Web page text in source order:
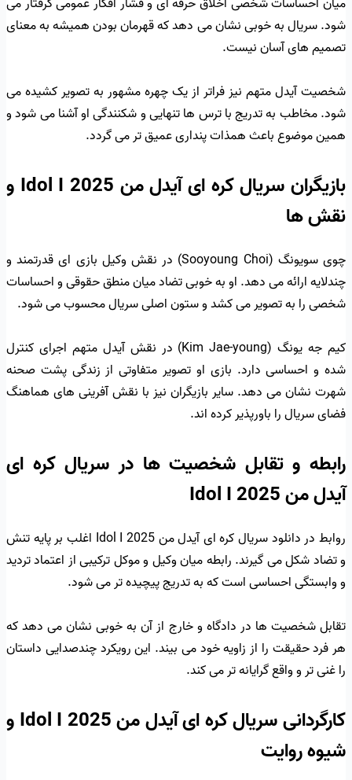
شود. سریال به خوبی نشان می دهد که قهرمان بودن همیشه به معنای
تصمیم های آسان نیست.
شخصیت آیدل متهم نیز فراتر از یک چهره مشهور به تصویر کشیده می
شود. مخاطب به تدریج با ترس ها تنهایی و شکنندگی او آشنا می شود و
همین موضوع باعث همذات پنداری عمیق تر می گردد.
بازیگران سریال کره ای آیدل من Idol I 2025 و
نقش ها
چوی سویونگ (Sooyoung Choi) در نقش وکیل بازی ای قدرتمند و
چندلایه ارائه می دهد. او به خوبی تضاد میان منطق حقوقی و احساسات
شخصی را به تصویر می کشد و ستون اصلی سریال محسوب می شود.
کیم جه یونگ (Kim Jae-young) در نقش آیدل متهم اجرای کنترل
شده و احساسی دارد. بازی او تصویر متفاوتی از زندگی پشت صحنه
شهرت نشان می دهد. سایر بازیگران نیز با نقش آفرینی های هماهنگ
فضای سریال را باورپذیر کرده اند.
رابطه و تقابل شخصیت ها در سریال کره ای
آیدل من Idol I 2025
روابط در دانلود سریال کره ای آیدل من Idol I 2025 اغلب بر پایه تنش
و تضاد شکل می گیرند. رابطه میان وکیل و موکل ترکیبی از اعتماد تردید
و وابستگی احساسی است که به تدریج پیچیده تر می شود.
تقابل شخصیت ها در دادگاه و خارج از آن به خوبی نشان می دهد که
هر فرد حقیقت را از زاویه خود می بیند. این رویکرد چندصدایی داستان
را غنی تر و واقع گرایانه تر می کند.
کارگردانی سریال کره ای آیدل من Idol I 2025 و
شیوه روایت